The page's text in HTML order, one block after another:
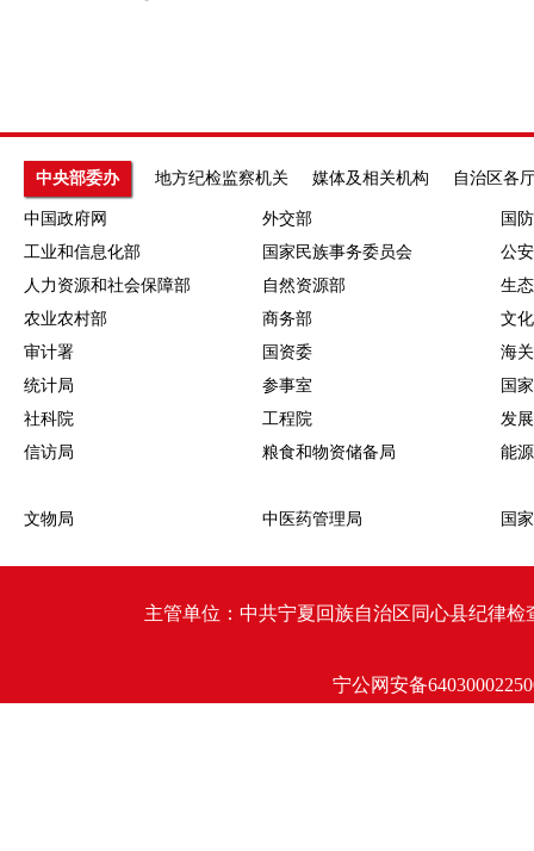
中央部委办 地方纪检监察机关 媒体及相关机构 自治区各
中国政府网 外交部
国
工业和信息化部
国家民族事务委员会
公
人力资源和社会保障部
自然资源部
生
农业农村部
商务部
文
审计署
国资委
海
统计局
参事室
国
社科院
工程院
发
信访局
粮食和物资储备局 能
文物局 中医药管理局 国
主管单位：中共宁夏回族自治区同心县纪律检
宁公网安备